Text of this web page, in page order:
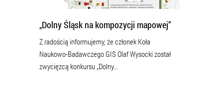
„Dolny Śląsk na kompozycji mapowej”
Z radością informujemy, że członek Koła
Naukowo-Badawczego GIS Olaf Wysocki został
zwycięzcą konkursu „Dolny...